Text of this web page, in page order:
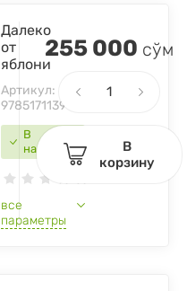
В
наличии
Далеко
от
яблони
Артикул:
9785171139148
все
параметры
255 000 сўм
В
корзину